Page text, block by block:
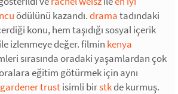
ödülünü kazandı.dramatadındaki
konu, hem taşıdığı sosyal içerik
izlenmeye değer. filmin kenya
sırasında oradaki yaşamlardan çok
eğitim götürmek için aynı
trustisimli birstkde kurmuş.